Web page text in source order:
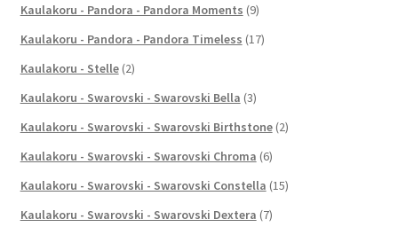
Kaulakoru - Pandora - Pandora Moments (9)
Kaulakoru - Pandora - Pandora Timeless (17)
Kaulakoru - Stelle (2)
Kaulakoru - Swarovski - Swarovski Bella (3)
Kaulakoru - Swarovski - Swarovski Birthstone (2)
Kaulakoru - Swarovski - Swarovski Chroma (6)
Kaulakoru - Swarovski - Swarovski Constella (15)
Kaulakoru - Swarovski - Swarovski Dextera (7)